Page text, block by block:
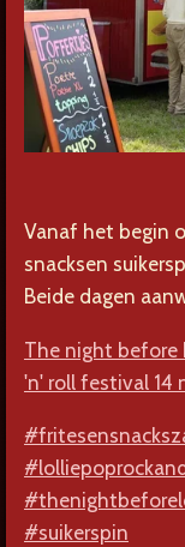
Vanaf het begin
snacksen
Beide dagen
The night before
'n' roll festival 14
#suikerspin